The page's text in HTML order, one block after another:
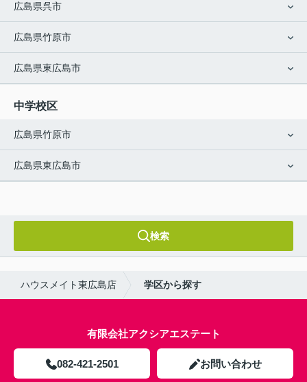
広島県呉市
広島県竹原市
広島県東広島市
中学校区
広島県竹原市
広島県東広島市
検索
ハウスメイト東広島店 学区から探す
有限会社アクシアエステート
082-421-2501 お問い合わせ